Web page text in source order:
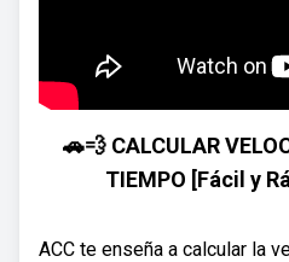
🚗💨 CALCULAR
TIEMPO [Fácil y
ACC te enseña a calcular la